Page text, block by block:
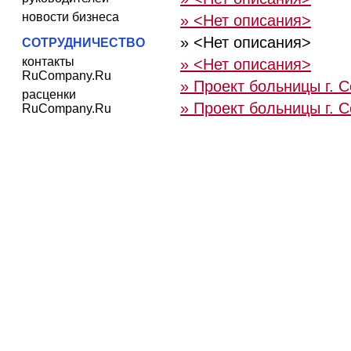
новости бизнеса
СОТРУДНИЧЕСТВО
контакты
RuCompany.Ru
расценки
RuCompany.Ru
» <Нет описания>
» <Нет описания>
» <Нет описания>
» Проект больницы г.
» Проект больницы г.